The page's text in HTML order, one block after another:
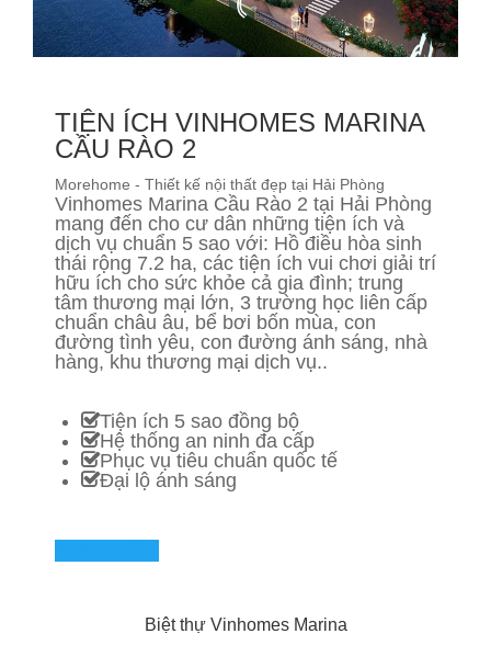
TIỆN ÍCH VINHOMES MARINA
CẦU RÀO 2
Morehome - Thiết kế nội thất đẹp tại Hải Phòng
Vinhomes Marina Cầu Rào 2 tại Hải Phòng
mang đến cho cư dân những tiện ích và
dịch vụ chuẩn 5 sao với: Hồ điều hòa sinh
thái rộng 7.2 ha, các tiện ích vui chơi giải trí
hữu ích cho sức khỏe cả gia đình; trung
tâm thương mại lớn, 3 trường học liên cấp
chuẩn châu âu, bể bơi bốn mùa, con
đường tình yêu, con đường ánh sáng, nhà
hàng, khu thương mại dịch vụ..
Tiện ích 5 sao đồng bộ
Hệ thống an ninh đa cấp
Phục vụ tiêu chuẩn quốc tế
Đại lộ ánh sáng
Biệt thự Vinhomes Marina